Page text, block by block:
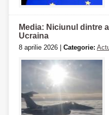
Media: Niciunul dintre
Ucraina
8 aprilie 2026 | Categorie: